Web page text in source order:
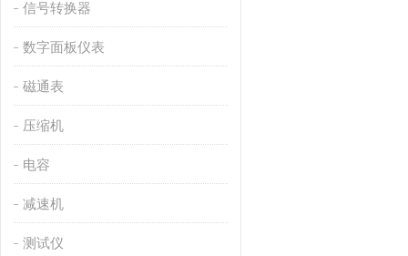
信号转换器
数字面板仪表
磁通表
压缩机
电容
减速机
测试仪